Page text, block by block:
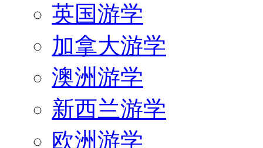
英国游学
加拿大游学
澳洲游学
新西兰游学
欧洲游学